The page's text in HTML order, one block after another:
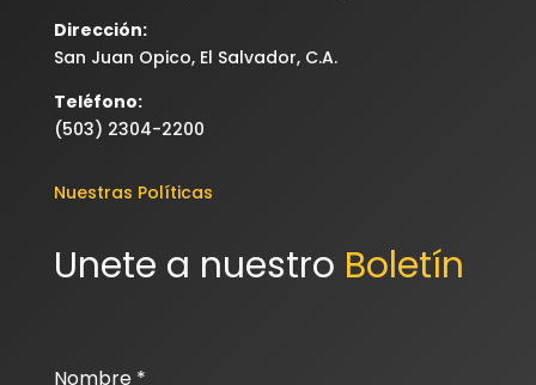
Dirección:
San Juan Opico, El Salvador, C.A.
Teléfono:
(503) 2304-2200
Nuestras Políticas
Unete a nuestro Boletín
Nombre *